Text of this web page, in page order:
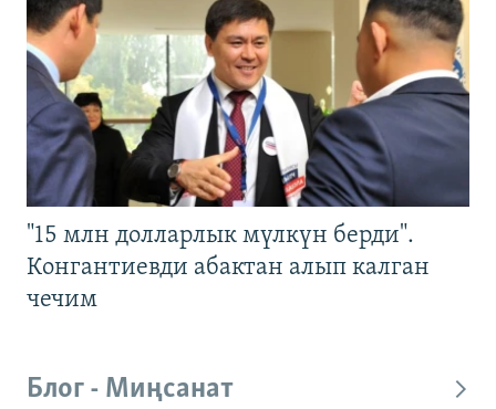
"15 млн долларлык мүлкүн берди".
Конгантиевди абактан алып калган
чечим
Блог - Миңсанат